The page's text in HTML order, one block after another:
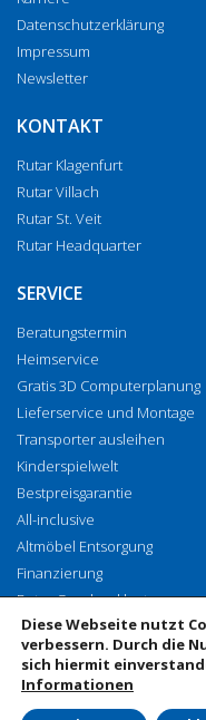
Datenschutzerklärung
Impressum
Newsletter
KONTAKT
Rutar Klagenfurt
Rutar Villach
Rutar St. Veit
Rutar Headquarter
SERVICE
Beratungstermin
Heimservice
Gratis 3D Computerplanung
Lieferservice und Montage
Transporter ausleihen
Kinderspielwelt
Bestpreisgarantie
All-inclusive
Altmöbel Entsorgung
Finanzierung
Rutar Geschenkkarte
Vorhangenähservice
© 2019 Rutar GmbH & Co
Diese Webseite nutzt
verbessern. Durch die
sich hiermit
Informationen